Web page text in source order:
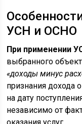
УСН и ОСНО
При применении
выбранного
«доходы минус
признания дохода
на дату
независимо от
оказания услуг.